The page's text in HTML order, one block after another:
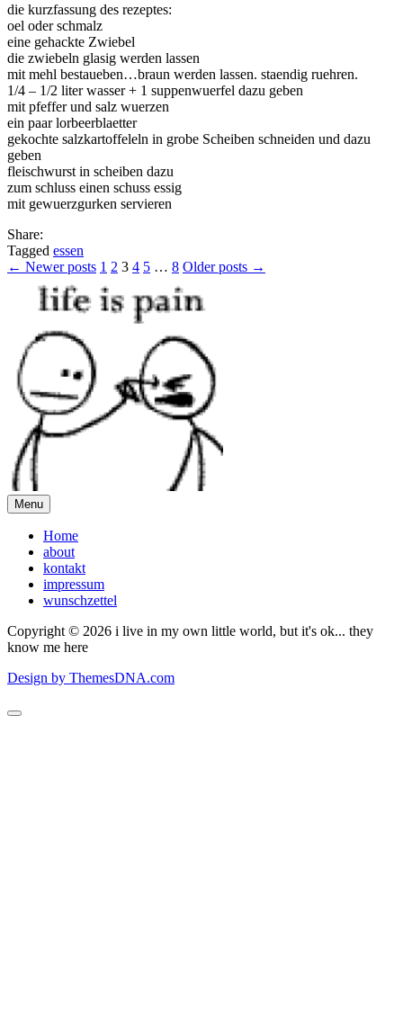
die kurzfassung des rezeptes:
oel oder schmalz
eine gehackte Zwiebel
die zwiebeln glasig werden lassen
mit mehl bestaueben…braun werden lassen. staendig ruehren.
1/4 – 1/2 liter wasser + 1 suppenwuerfel dazu geben
mit pfeffer und salz wuerzen
ein paar lorbeerblaetter
gekochte salzkartoffeleln in grobe Scheiben schneiden und dazu
geben
fleischwurst in scheiben dazu
zum schluss einen schuss essig
mit gewuerzgurken servieren
Share:
Tagged essen
Posts
pagination
← Newer posts 1 2 3 4 5 … 8 Older posts →
Menu
Home
about
kontakt
impressum
wunschzettel
Copyright © 2026 i live in my own little world, but it's ok... they
know me here
Design by ThemesDNA.com
Scroll